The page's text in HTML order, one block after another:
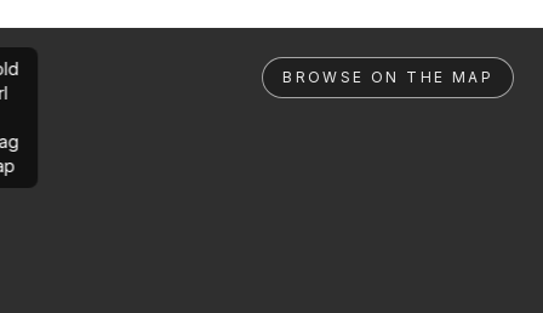
BROWSE ON THE MAP